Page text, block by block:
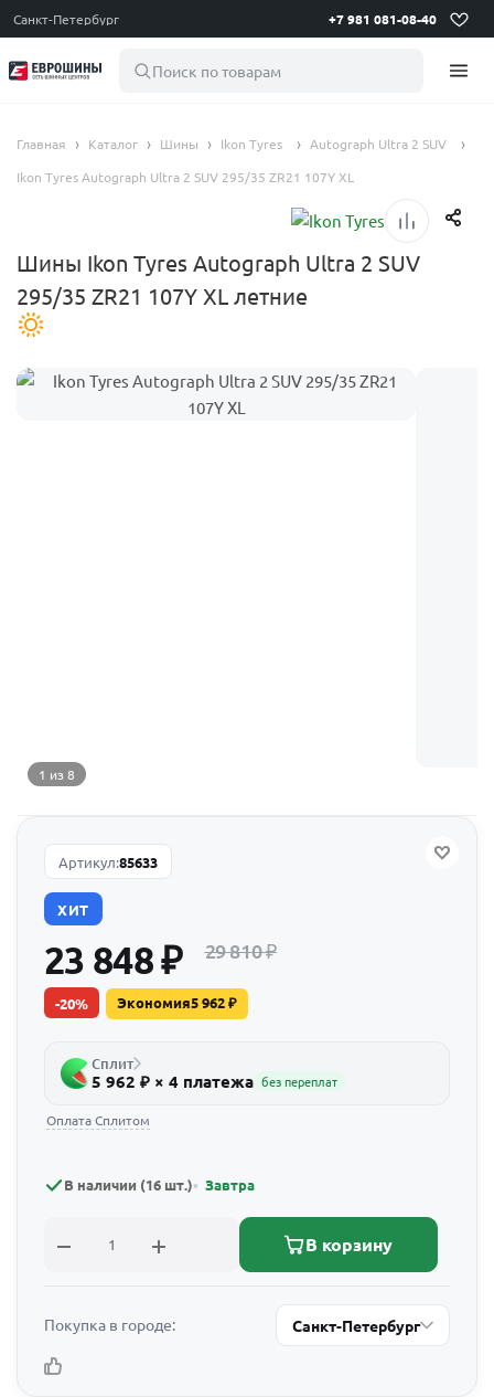
Санкт-Петербург +7 981 081-08-40
Поиск по товарам
Главная Каталог Шины Ikon Tyres
Autograph Ultra 2 SUV
Ikon Tyres Autograph Ultra 2 SUV 295/35 ZR21 107Y XL
Шины Ikon Tyres Autograph Ultra 2 SUV
295/35 ZR21 107Y XL летние
1 из 8
Артикул:85633
ХИТ
23 848₽ 29 810₽
-20% Экономия5 962₽
Сплит
5 962 ₽ × 4 платежа без переплат
Оплата Сплитом
В наличии (16 шт.) Завтра
В корзину
Покупка в городе: Санкт-Петербург